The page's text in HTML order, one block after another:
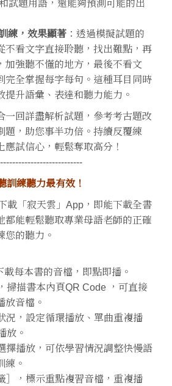
試題用語，還能夠預測可能的出
練，效果顯著：透過模擬試題的
不看文字直接聆聽，找出難點，再
加強聽不懂的地方，最後不看文
完全掌握每字每句。這種耳目同時
提升語彙、表達和聽力能力。
一回詳盡解析試題，參考考古題改
題，助您事半功倍。持續反覆練
應試信心，輕鬆奪取高分！
訓練聽力最有效！
載「寂天雲」App，即能下載全書
都能輕鬆聽取專業母語老師的正確
您的聽力。
每本書的音檔，即點即播。
掃描書本內頁QR Code ，可直接
放音檔。
況，設定循環播放、單曲重複播
放。
擇播放，可依學習情況調整快慢語
練。
］，標示重點複習音檔，重複播